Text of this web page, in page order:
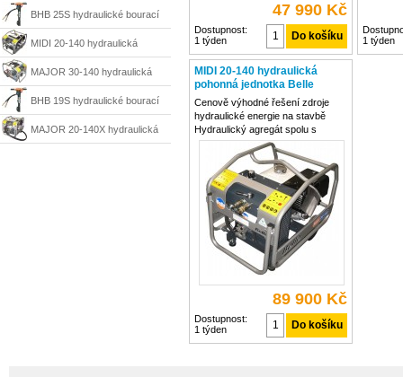
BHB 25S hydraulické bourací
kladivo 85 J Belle
MIDI 20-140 hydraulická
pohonná jednotka Belle
MAJOR 30-140 hydraulická
pohonná jednotka Belle
BHB 19S hydraulické bourací
kladivo 65 J Belle
MAJOR 20-140X hydraulická
47 990 Kč
Dostupnost:
1 týden
1 týden
MIDI 20-140 hydraulická
pohonná jednotka Belle
Cenově výhodné řešení zdroje
hydraulické energie na stavbě
Hydraulický agregát spolu s
hydraulickým kladivem je moderní
a 3x účinnější sestavou než
pneumatické sestavy Sestavy se
vyznačují nízkou hmotností =
mobilností (agregát pouze 60
89 900 Kč
Dostupnost:
1 týden